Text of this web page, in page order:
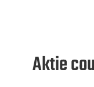
Aktie